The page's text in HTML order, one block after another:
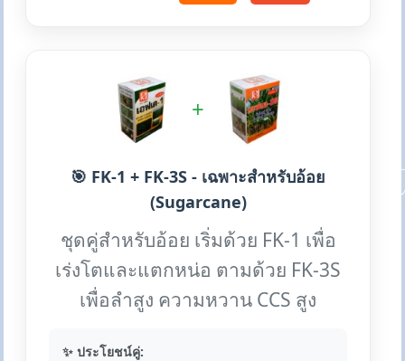
+
🎯 FK-1 + FK-3S - เฉพาะสำหรับอ้อย
(Sugarcane)
ชุดคู่สำหรับอ้อย เริ่มด้วย FK-1 เพื่อ
เร่งโตและแตกหน่อ ตามด้วย FK-3S
เพื่อลำสูง ความหวาน CCS สูง
✨ ประโยชน์คู่: